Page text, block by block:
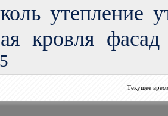
утепление
кровля фасад
Текущее